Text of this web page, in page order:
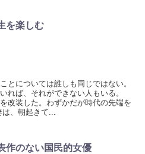
を楽しむ
とについては誰しも同じではない。
れば、それができない人もいる。
改装した。わずかだが時代の先端を
、朝起きて...
作のない国民的女優